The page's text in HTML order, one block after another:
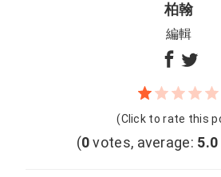
柏翰
編輯
(Click to rate this
(0votes, average: 5.0